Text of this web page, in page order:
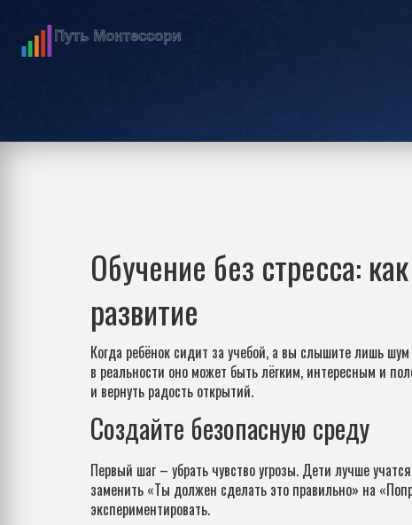
Обучение без стресса:
развитие
Когда ребёнок сидит за учебой, а вы слышите лишь
в реальности оно может быть лёгким, интересным и
и вернуть радость открытий.
Создайте безопасную среду
Первый шаг – убрать чувство угрозы. Дети лучше
заменить «Ты должен сделать это правильно» на
экспериментировать.